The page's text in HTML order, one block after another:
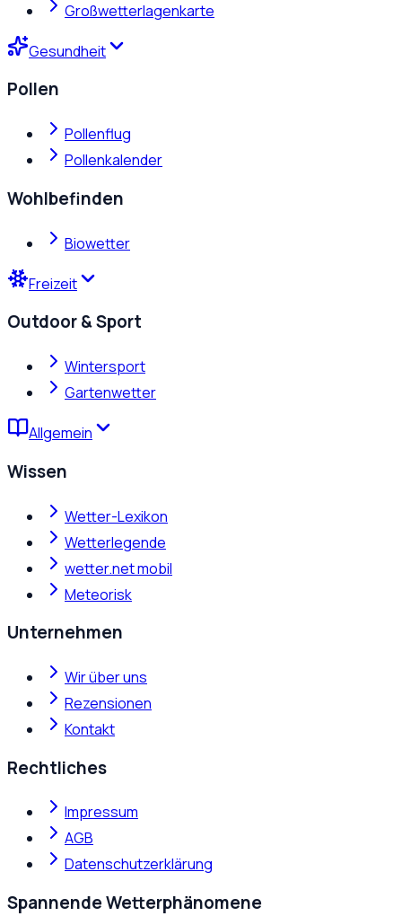
Großwetterlagenkarte
Gesundheit
Pollen
Pollenflug
Pollenkalender
Wohlbefinden
Biowetter
Freizeit
Outdoor & Sport
Wintersport
Gartenwetter
Allgemein
Wissen
Wetter-Lexikon
Wetterlegende
wetter.net mobil
Meteorisk
Unternehmen
Wir über uns
Rezensionen
Kontakt
Rechtliches
Impressum
AGB
Datenschutzerklärung
Spannende Wetterphänomene